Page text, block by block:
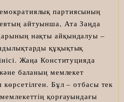
партиясының
айтуынша, Ата Заңда
нақты айқындалуы –
құқықтық
Жаңа Конституцияда
баланың мемлекет
көрсетілген. Бұл – отбасы тек
қорғауындағы